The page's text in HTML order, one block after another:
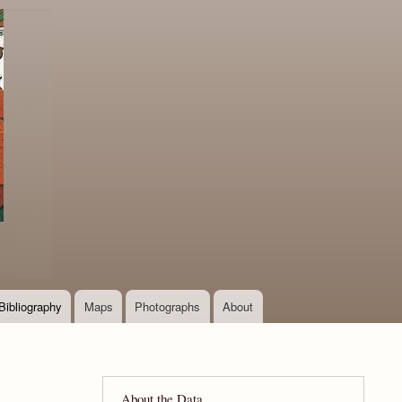
Bibliography Maps Photographs About